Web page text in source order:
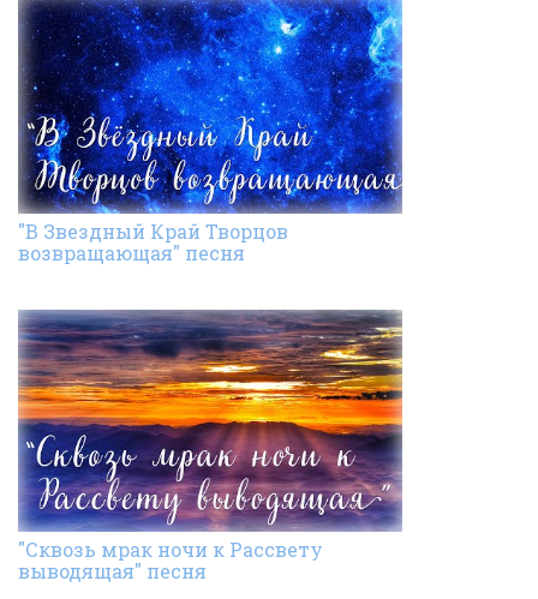
"В Звездный Край Творцов
возвращающая" песня
"Сквозь мрак ночи к Рассвету
выводящая" песня